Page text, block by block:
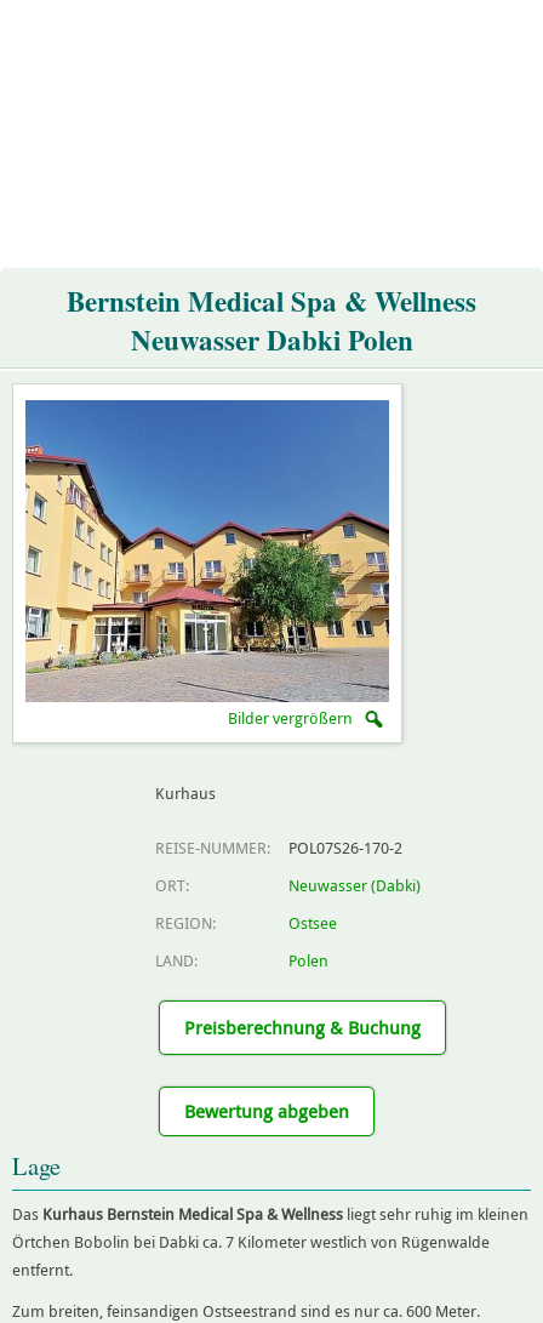
Bernstein Medical Spa & Wellness
Neuwasser Dabki Polen
Bilder vergrößern
Kurhaus
REISE-NUMMER:
POL07S26-170-2
ORT:
Neuwasser (Dabki)
REGION:
Ostsee
LAND:
Polen
Preisberechnung & Buchung
Bewertung abgeben
Lage
Das Kurhaus Bernstein Medical Spa & Wellness liegt sehr ruhig im kleinen
Örtchen Bobolin bei Dabki ca. 7 Kilometer westlich von Rügenwalde
entfernt.
Zum breiten, feinsandigen Ostseestrand sind es nur ca. 600 Meter.